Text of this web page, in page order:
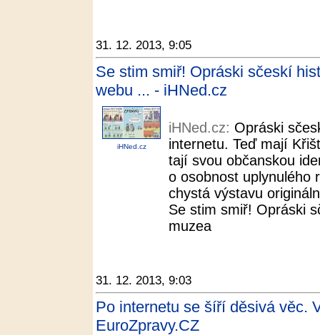
31. 12. 2013, 9:05
Se stim smiř! Opráski sčeskí
webu ... - iHNed.cz
iHNed.cz
iHNed.cz: Opráski
internetu. Teď mají
tají svou občanskou
o osobnost uplynulého
chystá výstavu
Se stim smiř! Opráski
muzea
31. 12. 2013, 9:03
Po internetu se šíří děsivá věc.
EuroZpravy.CZ